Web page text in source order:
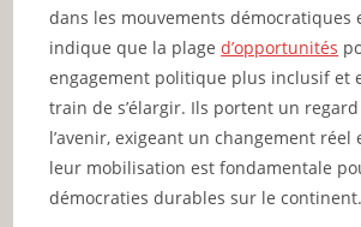
dans les mouvements démocratiques
indique que la plaged’opportunités
engagement politique plus inclusif et
train de s’élargir. Ils portent un
l’avenir, exigeant un changement réel
leur mobilisation est fondamentale
démocraties durables sur le continent.